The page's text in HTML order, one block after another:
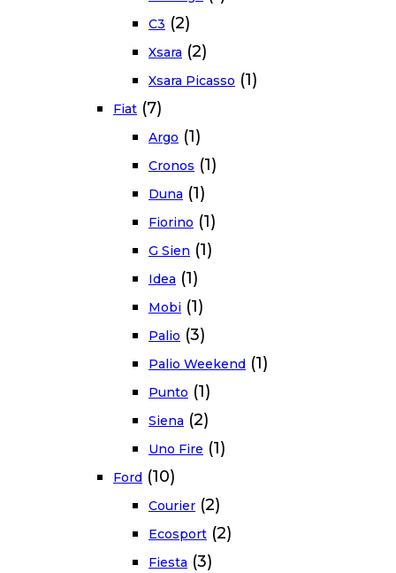
C3 (2)
Xsara (2)
Xsara Picasso (1)
Fiat (7)
Argo (1)
Cronos (1)
Duna (1)
Fiorino (1)
G Sien (1)
Idea (1)
Mobi (1)
Palio (3)
Palio Weekend (1)
Punto (1)
Siena (2)
Uno Fire (1)
Ford (10)
Courier (2)
Ecosport (2)
Fiesta (3)